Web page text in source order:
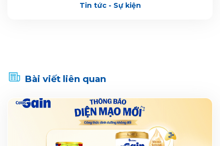
Tin tức - Sự kiện
Bài viết liên quan